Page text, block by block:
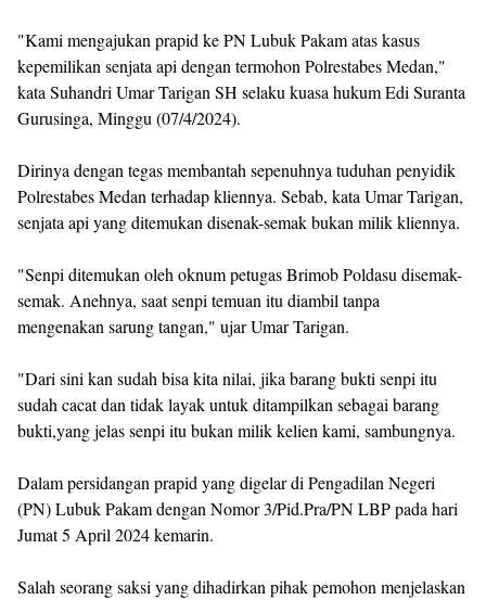
"Kami mengajukan prapid ke PN Lubuk Pakam atas kasus
kepemilikan senjata api dengan termohon Polrestabes Medan,"
kata Suhandri Umar Tarigan SH selaku kuasa hukum Edi Suranta
Gurusinga, Minggu (07/4/2024).
Dirinya dengan tegas membantah sepenuhnya tuduhan penyidik
Polrestabes Medan terhadap kliennya. Sebab, kata Umar Tarigan,
senjata api yang ditemukan disenak-semak bukan milik kliennya.
"Senpi ditemukan oleh oknum petugas Brimob Poldasu disemak-
semak. Anehnya, saat senpi temuan itu diambil tanpa
mengenakan sarung tangan," ujar Umar Tarigan.
"Dari sini kan sudah bisa kita nilai, jika barang bukti senpi itu
sudah cacat dan tidak layak untuk ditampilkan sebagai barang
bukti,yang jelas senpi itu bukan milik kelien kami, sambungnya.
Dalam persidangan prapid yang digelar di Pengadilan Negeri
(PN) Lubuk Pakam dengan Nomor 3/Pid.Pra/PN LBP pada hari
Jumat 5 April 2024 kemarin.
Salah seorang saksi yang dihadirkan pihak pemohon menjelaskan